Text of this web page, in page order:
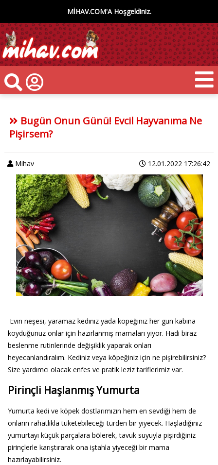
MİHAV.COM'A Hoşgeldiniz.
Bugün Onun Günü! Evcil Hayvanıma Ne
Pişirsem?
Mihav 12.01.2022 17:26:42
Evin neşesi, yaramaz kediniz yada köpeğiniz her gün kabına
koyduğunuz onlar için hazırlanmış mamaları yiyor. Hadi biraz
beslenme rutinlerinde değişiklik yaparak onları
heyecanlandıralım. Kediniz veya köpeğiniz için ne pişirebilirsiniz?
Size yardımcı olacak enfes ve pratik leziz tariflerimiz var.
Pirinçli Haşlanmış Yumurta
Yumurta kedi ve köpek dostlarımızın hem en sevdiği hem de
onların rahatlıkla tüketebileceği türden bir yiyecek. Haşladığınız
yumurtayı küçük parçalara bölerek, tavuk suyuyla pişirdiğiniz
pirinçlerle karıştırarak ona iştahla yiyeceği bir mama
hazırlayabilirsiniz.